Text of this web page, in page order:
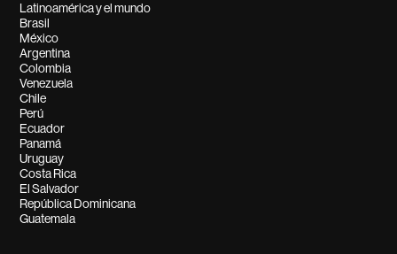
Latinoamérica y el mundo
Brasil
México
Argentina
Colombia
Venezuela
Chile
Perú
Ecuador
Panamá
Uruguay
Costa Rica
El Salvador
República Dominicana
Guatemala